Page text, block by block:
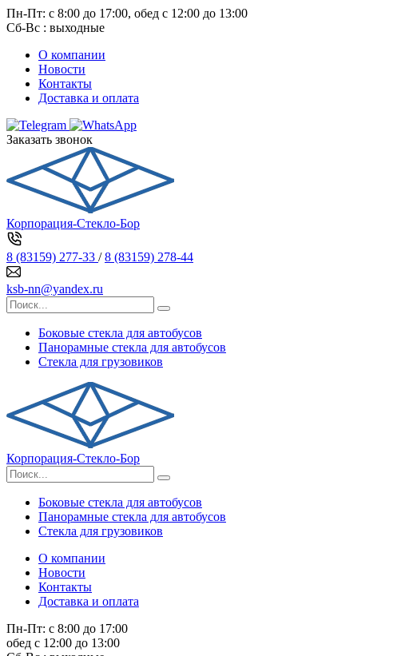
Пн-Пт: с 8:00 до 17:00, обед с 12:00 до 13:00
Сб-Вс : выходные
О компании
Новости
Контакты
Доставка и оплата
Заказать звонок
Корпорация-Стекло-Бор
8 (83159) 277-33 /8 (83159) 278-44
ksb-nn@yandex.ru
Боковые стекла для автобусов
Панорамные стекла для автобусов
Стекла для грузовиков
Корпорация-Стекло-Бор
Боковые стекла для автобусов
Панорамные стекла для автобусов
Стекла для грузовиков
О компании
Новости
Контакты
Доставка и оплата
Пн-Пт: с 8:00 до 17:00
обед с 12:00 до 13:00